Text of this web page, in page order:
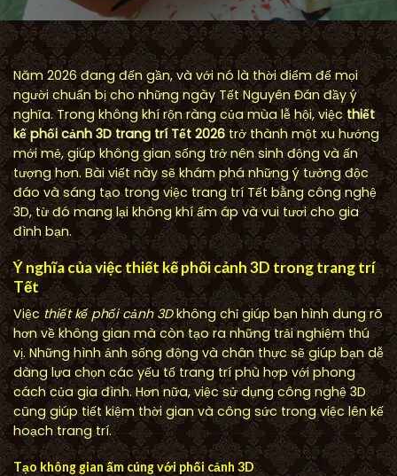
Năm 2026 đang đến gần, và với nó là thời điểm để mọi
người chuẩn bị cho những ngày Tết Nguyên Đán đầy ý
nghĩa. Trong không khí rộn ràng của mùa lễ hội, việcthiết
kế phối cảnh 3D trang trí Tết 2026trở thành một xu hướng
mới mẻ, giúp không gian sống trở nên sinh động và ấn
tượng hơn. Bài viết này sẽ khám phá những ý tưởng độc
đáo và sáng tạo trong việc trang trí Tết bằng công nghệ
3D, từ đó mang lại không khí ấm áp và vui tươi cho gia
đình bạn.
Ý nghĩa của việc thiết kế phối cảnh 3D trong trang trí
Tết
Việc thiết kế phối cảnh 3Dkhông chỉ giúp bạn hình dung rõ
hơn về không gian mà còn tạo ra những trải nghiệm thú
vị. Những hình ảnh sống động và chân thực sẽ giúp bạn dễ
dàng lựa chọn các yếu tố trang trí phù hợp với phong
cách của gia đình. Hơn nữa, việc sử dụng công nghệ 3D
cũng giúp tiết kiệm thời gian và công sức trong việc lên kế
hoạch trang trí.
Tạo không gian ấm cúng với phối cảnh 3D